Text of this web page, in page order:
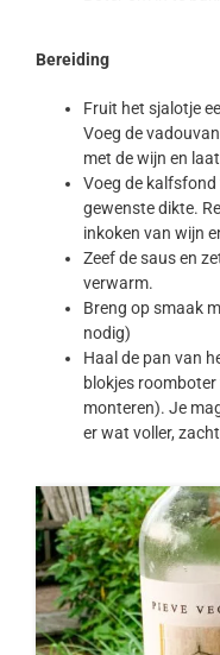
Bereiding
Fruit het sjalotje
Voeg de
met de wijn en
Voeg de
gewenste dikte.
inkoken van wijn
Zeef de saus en
verwarm.
Breng op smaak
nodig)
Haal de pan van
blokjes roomboter
monteren). Je
er wat voller,